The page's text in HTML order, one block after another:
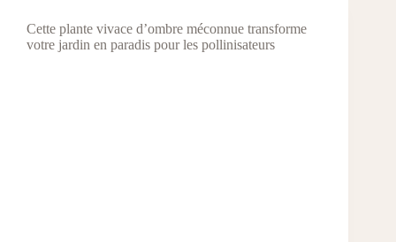
Cette plante vivace d’ombre méconnue transforme
votre jardin en paradis pour les pollinisateurs